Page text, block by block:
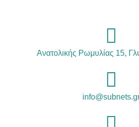
Ανατολικής Ρωμυλίας 15,